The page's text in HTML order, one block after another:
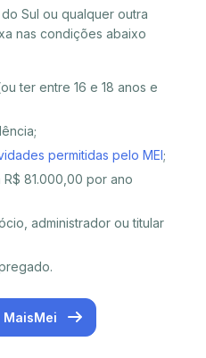
Sul ou qualquer outra
nas condições abaixo
ter entre 16 e 18 anos e
permitidas pelo MEI;
R$ 81.000,00 por ano
administrador ou titular
MaisMei